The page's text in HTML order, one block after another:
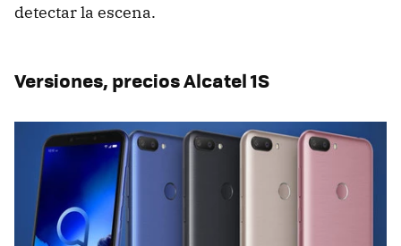
detectar la escena.
Versiones, precios Alcatel 1S